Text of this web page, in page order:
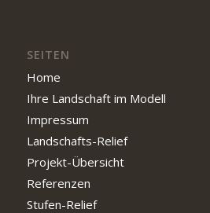
SEITEN
Home
Ihre Landschaft im Modell
Impressum
Landschafts-Relief
Projekt-Übersicht
Referenzen
Stufen-Relief